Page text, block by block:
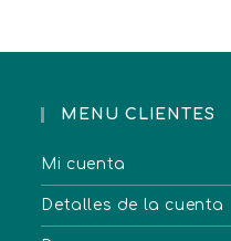
MENU CLIENTES
Mi cuenta
Detalles de la cuenta